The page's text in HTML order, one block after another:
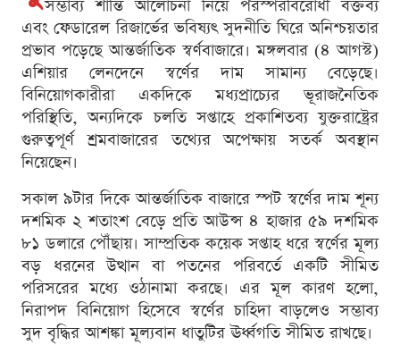
সম্ভাব্য শান্তি আলোচনা নিয়ে পরস্পরবিরোধী বক্তব্য
এবং ফেডারেল রিজার্ভের ভবিষ্যৎ সুদনীতি ঘিরে অনিশ্চয়তার
প্রভাব পড়েছে আন্তর্জাতিক স্বর্ণবাজারে। মঙ্গলবার (৪ আগস্ট)
এশিয়ার লেনদেনে স্বর্ণের দাম সামান্য বেড়েছে।
বিনিয়োগকারীরা একদিকে মধ্যপ্রাচ্যের ভূরাজনৈতিক
পরিস্থিতি, অন্যদিকে চলতি সপ্তাহে প্রকাশিতব্য যুক্তরাষ্ট্রের
গুরুত্বপূর্ণ শ্রমবাজারের তথ্যের অপেক্ষায় সতর্ক অবস্থান
নিয়েছেন।
সকাল ৯টার দিকে আন্তর্জাতিক বাজারে স্পট স্বর্ণের দাম শূন্য
দশমিক ২ শতাংশ বেড়ে প্রতি আউন্স ৪ হাজার ৫৯ দশমিক
৮১ ডলারে পৌঁছায়। সাম্প্রতিক কয়েক সপ্তাহ ধরে স্বর্ণের মূল্য
বড় ধরনের উত্থান বা পতনের পরিবর্তে একটি সীমিত
পরিসরের মধ্যে ওঠানামা করছে। এর মূল কারণ হলো,
নিরাপদ বিনিয়োগ হিসেবে স্বর্ণের চাহিদা বাড়লেও সম্ভাব্য
সুদ বৃদ্ধির আশঙ্কা মূল্যবান ধাতুটির ঊর্ধ্বগতি সীমিত রাখছে।